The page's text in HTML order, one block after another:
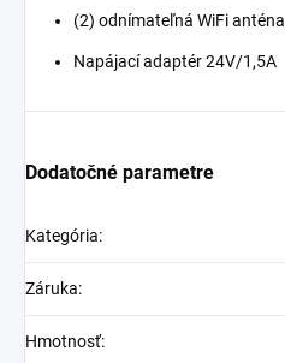
(2) odnímateľná WiFi anténa
Napájací adaptér 24V/1,5A
Dodatočné parametre
Kategória:
Záruka:
Hmotnosť: